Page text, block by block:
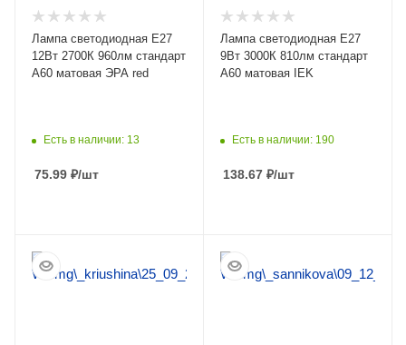
Лампа светодиодная Е27
12Вт 2700К 960лм стандарт
А60 матовая ЭРА red
Есть в наличии: 13
75.99 ₽/шт
Лампа светодиодная Е27
9Вт 3000К 810лм стандарт
А60 матовая IEK
Есть в наличии: 190
138.67 ₽/шт